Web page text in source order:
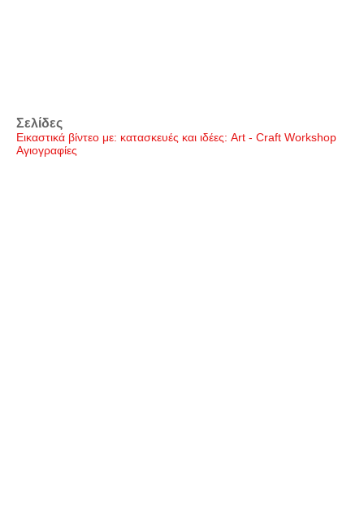
Σελίδες
Εικαστικά βίντεο με: κατασκευές και ιδέες: Art - Craft Workshop
Αγιογραφίες